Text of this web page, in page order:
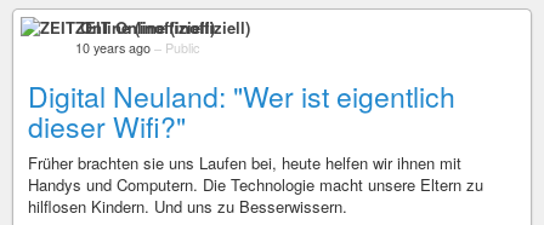
ZEIT Online (inoffiziell)
10 years ago – Public
Digital Neuland: "Wer ist eigentlich
dieser Wifi?"
Früher brachten sie uns Laufen bei, heute helfen wir ihnen mit
Handys und Computern. Die Technologie macht unsere Eltern zu
hilflosen Kindern. Und uns zu Besserwissern.